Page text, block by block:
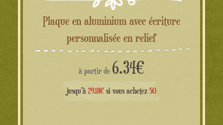
Plaque en aluminium avec écriture
personnalisée en relief
à partir de 6.34€
jusqu'à 29.18€ si vous achetez 50